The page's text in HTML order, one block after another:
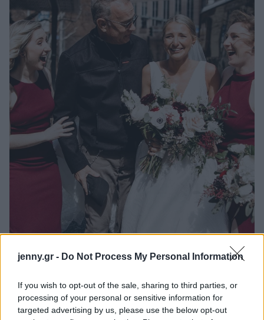
jenny.gr - Do Not Process My Personal Information
If you wish to opt-out of the sale, sharing to third parties, or
processing of your personal or sensitive information for
targeted advertising by us, please use the below opt-out
Instagram @rachelrowland
Το φθινόπωρο, περπατούσε αμέριμνος στην
παραλία, είδε ότι γινόταν ένας γάμος, πέρασε να